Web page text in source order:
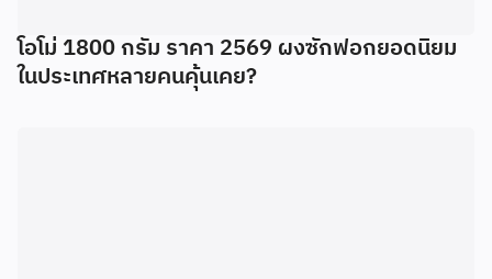
โอโม่ 1800 กรัม ราคา 2569 ผงซักฟอกยอดนิยม
ในประเทศหลายคนคุ้นเคย?